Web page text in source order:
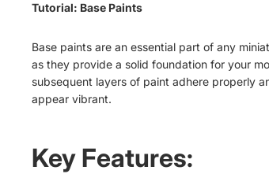
Tutorial: Base Paints
Base paints are an essential part of any
as they provide a solid foundation for your
subsequent layers of paint adhere properly
appear vibrant.
Key Features: